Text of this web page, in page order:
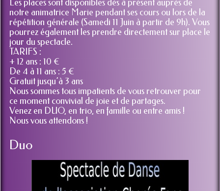
Les places sont disponibles dès à présent auprès de
notre animatrice Marie pendant ses cours ou lors de la
répétition générale (Samedi 11 Juin à partir de 9h). Vous
pourrez également les prendre directement sur place le
jour du spectacle.
TARIFS :
+ 12 ans : 10 €
De 4 à 11 ans : 5 €
Gratuit jusqu’à 3 ans
Nous sommes tous impatients de vous retrouver pour
ce moment convivial de joie et de partages.
Venez en DUO, en trio, en famille ou entre amis !
Duo